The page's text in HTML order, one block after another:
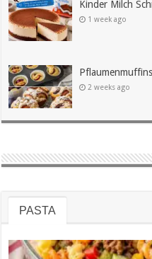
Kinder Milch
1 week ago
Pflaumenmuffins
2 weeks ago
PASTA